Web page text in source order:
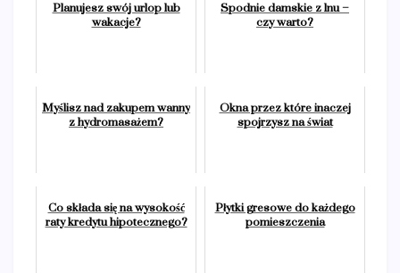
Planujesz swój urlop lub
wakacje?
Spodnie damskie z lnu –
czy warto?
Myślisz nad zakupem wanny
z hydromasażem?
Okna przez które inaczej
spojrzysz na świat
Co składa się na wysokość
raty kredytu hipotecznego?
Płytki gresowe do każdego
pomieszczenia